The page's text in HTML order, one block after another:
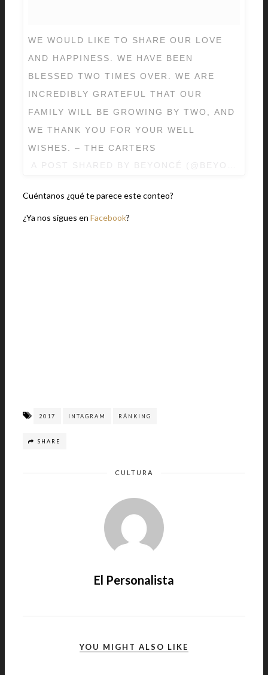
WE WOULD LIKE TO SHARE OUR LOVE
AND HAPPINESS. WE HAVE BEEN
BLESSED TWO TIMES OVER. WE ARE
INCREDIBLY GRATEFUL THAT OUR
FAMILY WILL BE GROWING BY TWO, AND
WE THANK YOU FOR YOUR WELL
WISHES. – THE CARTERS
Cuéntanos ¿qué te parece este conteo?
¿Ya nos sigues en Facebook?
2017 INTAGRAM RÁNKING
SHARE
CULTURA
El Personalista
YOU MIGHT ALSO LIKE